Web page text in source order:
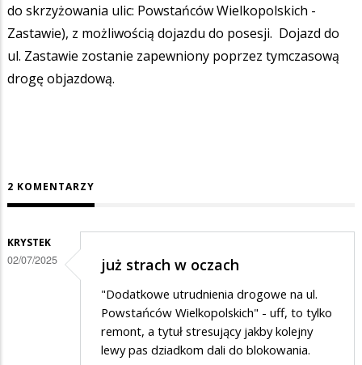
do skrzyżowania ulic: Powstańców Wielkopolskich -
Zastawie), z możliwością dojazdu do posesji. Dojazd do
ul. Zastawie zostanie zapewniony poprzez tymczasową
drogę objazdową.
2 KOMENTARZY
KRYSTEK
02/07/2025 już strach w oczach
"Dodatkowe utrudnienia drogowe na ul.
Powstańców Wielkopolskich" - uff, to tylko
remont, a tytuł stresujący jakby kolejny
lewy pas dziadkom dali do blokowania.